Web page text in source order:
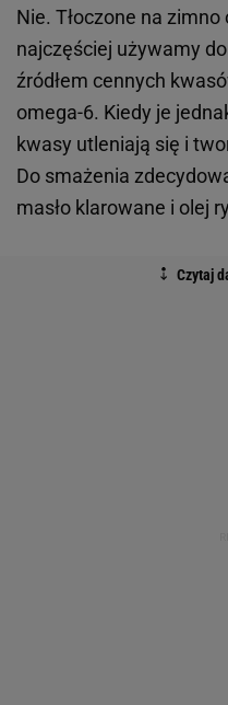
Nie. Tłoczone na
najczęściej używamy
źródłem cennych
omega-6. Kiedy je
kwasy utleniają się i
Do smażenia
masło klarowane i olej